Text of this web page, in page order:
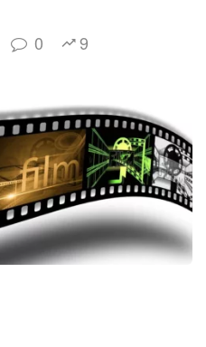
0 9